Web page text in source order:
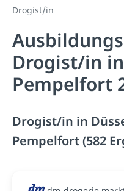
Drogist/in
Drogist/in
Pempelfort
Drogist/in in
Pempelfort (582